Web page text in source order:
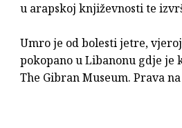
u arapskoj književnosti te
Umro je od bolesti jetre,
pokopano u Libanonu gdje je
The Gibran Museum. Prava